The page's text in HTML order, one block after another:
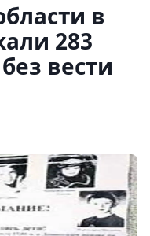
в
283
вести